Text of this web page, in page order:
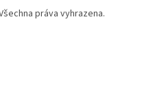
práva vyhrazena.